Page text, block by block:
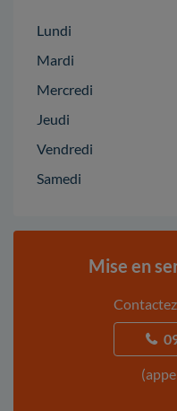
Lundi
Mardi
Mercredi
Jeudi
Vendredi
Samedi
Mise en